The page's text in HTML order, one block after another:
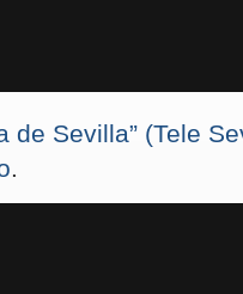
de Sevilla” (Tele
.